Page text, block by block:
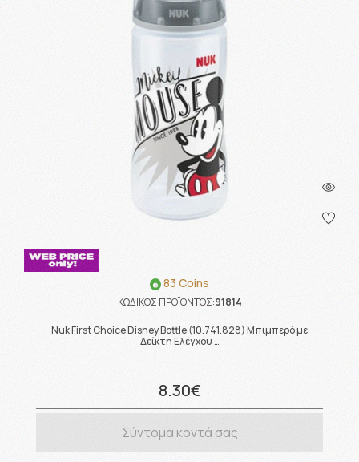
83 Coins
ΚΩΔΙΚΟΣ ΠΡΟΪΟΝΤΟΣ:91814
Nuk First Choice Disney Bottle (10.741.828) Μπιμπερό με
Δείκτη Ελέγχου …
8.30€
Σύντομα κοντά σας